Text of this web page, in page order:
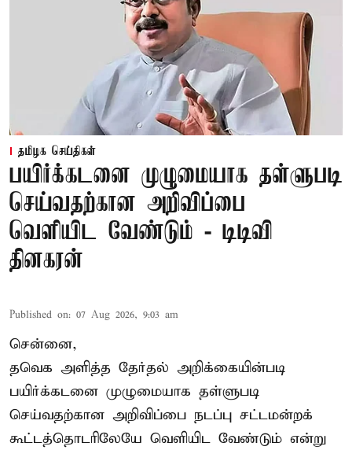
தமிழக செய்திகள்
பயிர்க்கடனை முழுமையாக தள்ளுபடி
செய்வதற்கான அறிவிப்பை
வெளியிட வேண்டும் - டிடிவி
தினகரன்
Published on: 07 Aug 2026, 9:03 am
சென்னை,
தவெக அளித்த தேர்தல் அறிக்கையின்படி
பயிர்க்கடனை முழுமையாக தள்ளுபடி
செய்வதற்கான அறிவிப்பை நடப்பு சட்டமன்றக்
கூட்டத்தொடரிலேயே வெளியிட வேண்டும் என்று